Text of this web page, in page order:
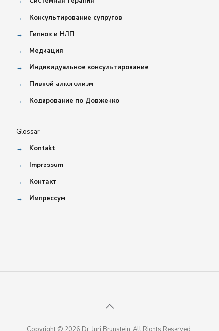
→
Консультирование супругов
→
Гипноз и НЛП
→
Медиация
→
Индивидуальное консультирование
→
Пивной алкоголизм
→
Кодирование по Довженко
Glossar
→
Kontakt
→
Impressum
→
Контакт
→
Импрессум